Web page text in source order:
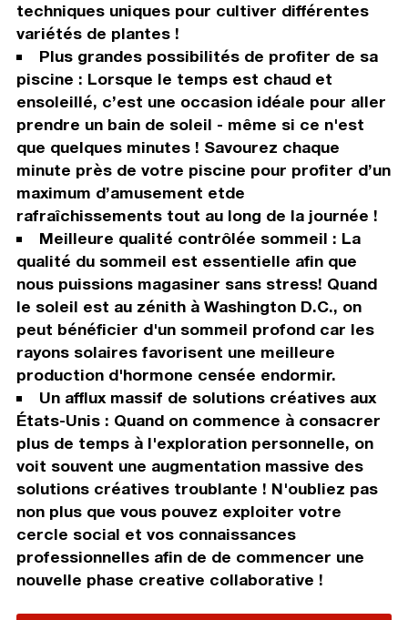
techniques uniques pour cultiver différentes
variétés de plantes !
Plus grandes possibilités de profiter de sa
piscine : Lorsque le temps est chaud et
ensoleillé, c’est une occasion idéale pour aller
prendre un bain de soleil - même si ce n'est
que quelques minutes ! Savourez chaque
minute près de votre piscine pour profiter d’un
maximum d’amusement etde
rafraîchissements tout au long de la journée !
Meilleure qualité contrôlée sommeil : La
qualité du sommeil est essentielle afin que
nous puissions magasiner sans stress! Quand
le soleil est au zénith à Washington D.C., on
peut bénéficier d'un sommeil profond car les
rayons solaires favorisent une meilleure
production d'hormone censée endormir.
Un afflux massif de solutions créatives aux
États-Unis : Quand on commence à consacrer
plus de temps à l'exploration personnelle, on
voit souvent une augmentation massive des
solutions créatives troublante ! N'oubliez pas
non plus que vous pouvez exploiter votre
cercle social et vos connaissances
professionnelles afin de de commencer une
nouvelle phase creative collaborative !